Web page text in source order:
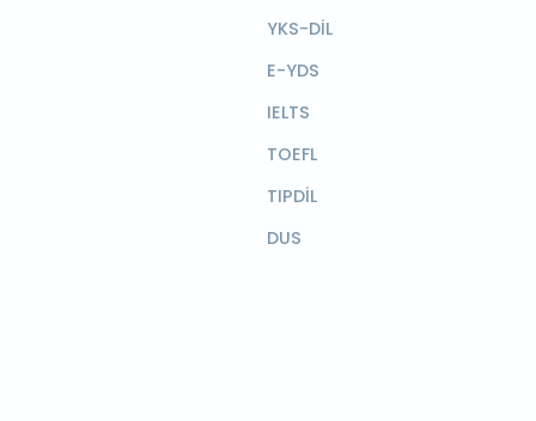
YKS-DİL
E-YDS
IELTS
TOEFL
TIPDİL
DUS